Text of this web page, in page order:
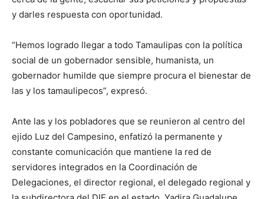
y darles respuesta con oportunidad.
“Hemos logrado llegar a todo Tamaulipas con la política
social de un gobernador sensible, humanista, un
gobernador humilde que siempre procura el bienestar de
las y los tamaulipecos”, expresó.
Ante las y los pobladores que se reunieron al centro del
ejido Luz del Campesino, enfatizó la permanente y
constante comunicación que mantiene la red de
servidores integrados en la Coordinación de
Delegaciones, el director regional, el delegado regional y